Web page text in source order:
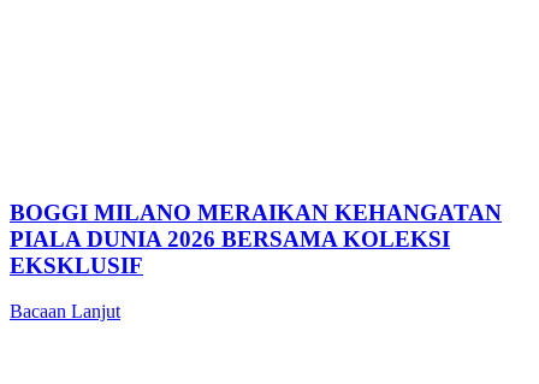
BOGGI MILANO MERAIKAN KEHANGATAN
PIALA DUNIA 2026 BERSAMA KOLEKSI
EKSKLUSIF
Bacaan Lanjut